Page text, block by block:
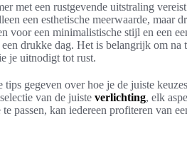
met een rustgevende uitstraling
een esthetische meerwaarde, maar
voor een minimalistische stijl en een
drukke dag. Het is belangrijk om
je uitnodigt tot rust.
gegeven over hoe je de juiste
van de juiste verlichting, elk
passen, kan iedereen profiteren van